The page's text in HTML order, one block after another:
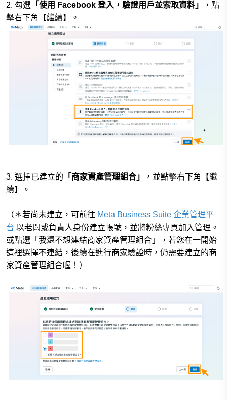
2. 勾選 「使用 Facebook 登入，驗證用戶並索取資料」 ， 點
擊右下角【繼續】
。
3. 選擇已建立的 「商家資產管理組合」
，並點擊右下角【繼
續】。
（＊若尚未建立，可前往 Meta Business Suite 企業管理平
台 以老闆或負責人身份建立帳號，並將粉絲專頁加入管理。
或點選「我還不想連結商家資產管理組合」，若您在一開始
這裡選擇不連結，後續在進行商家驗證時，仍需要建立的商
家資產管理組合喔！）